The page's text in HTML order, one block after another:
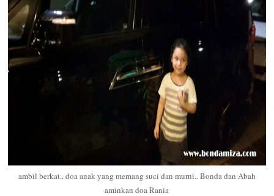
ambil berkat.. doa anak yang memang suci dan murni.. Bonda dan Abah
aminkan doa Rania